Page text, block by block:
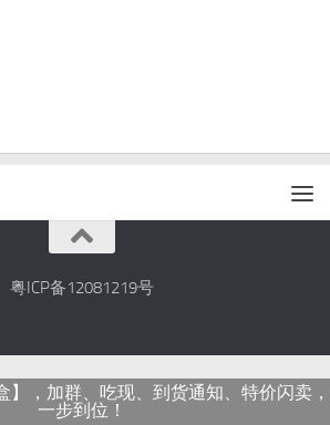
粤ICP备12081219号
】，加群、吃现、到货通知、特价闪卖，
一步到位！